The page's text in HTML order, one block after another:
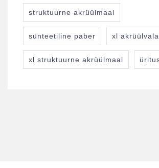
struktuurne akrüülmaal
sünteetiline paber xl
xl struktuurne akrüülmaal